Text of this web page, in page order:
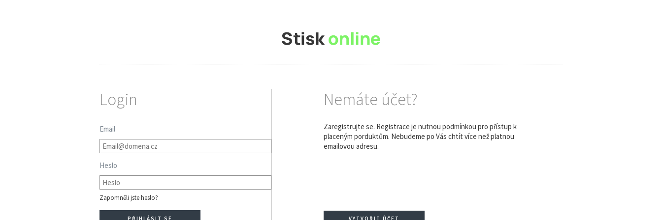
Login
Email
Heslo
Zapomněli jste heslo?
Nemáte účet?
Zaregistrujte se. Registrace je nutnou podmínkou pro přístup k
placeným porduktům. Nebudeme po Vás chtít více než platnou
emailovou adresu.
VYTVOŘIT ÚČET